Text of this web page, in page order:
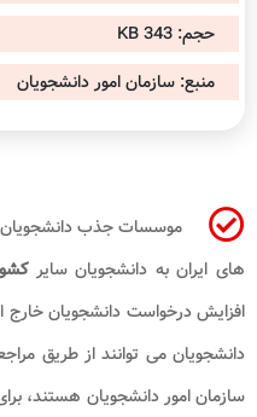
حجم: 343 KB
منبع: سازمان امور دانشجویان
موسسات جذب دانشجویان
های ایران به دانشجویان سایر
افزایش درخواست دانشجویان خارج
دانشجویان می توانند از طریق
سازمان امور دانشجویان هستند،